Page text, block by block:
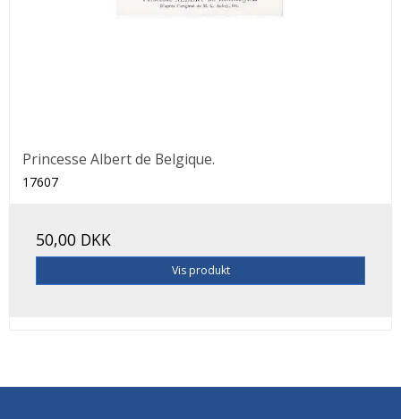
Princesse Albert de Belgique.
17607
50,00 DKK
Vis produkt